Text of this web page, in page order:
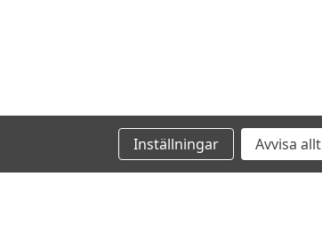
Inställningar Avvisa allt